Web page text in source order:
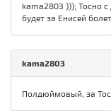
kama280З ))); Тосно
будет за Енисей
kama280З
Полдюймовый, за